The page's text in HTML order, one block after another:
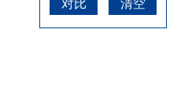
对比 清空